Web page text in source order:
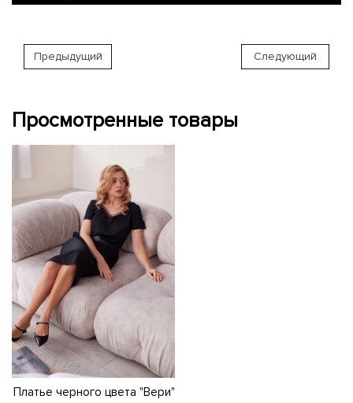
Предыдущий Следующий
Просмотренные товары
Платье черного цвета "Вери"